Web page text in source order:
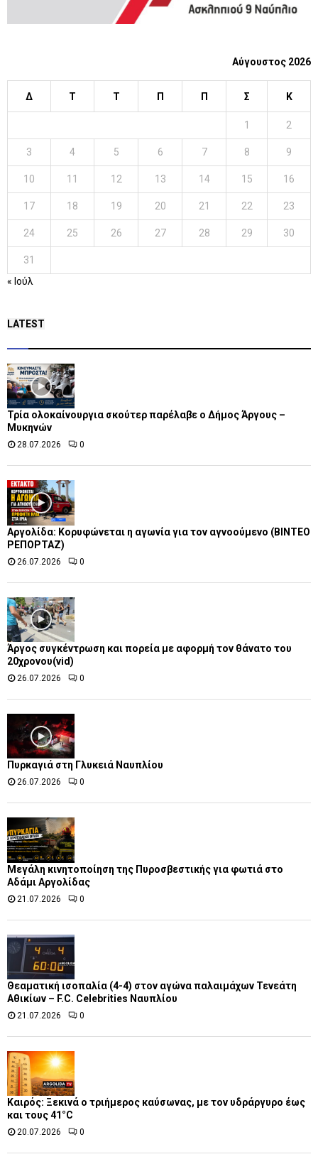
Αύγουστος 2026
Δ Τ Τ Π Π Σ Κ
1 2
3 4 5 6 7 8 9
10 11 12 13 14 15 16
17 18 19 20 21 22 23
24 25 26 27 28 29 30
31
« Ιούλ
LATEST
Τρία ολοκαίνουργια σκούτερ παρέλαβε o Δήμος Άργους –
Μυκηνών
28.07.2026 0
Αργολίδα: Κορυφώνεται η αγωνία για τον αγνοούμενο (ΒΙΝΤΕΟ
ΡΕΠΟΡΤΑΖ)
26.07.2026 0
Άργος συγκέντρωση και πορεία με αφορμή τον θάνατο του
20χρονου(vid)
26.07.2026 0
Πυρκαγιά στη Γλυκειά Ναυπλίου
26.07.2026 0
Μεγάλη κινητοποίηση της Πυροσβεστικής για φωτιά στο
Αδάμι Αργολίδας
21.07.2026 0
Θεαματική ισοπαλία (4-4) στον αγώνα παλαιμάχων Τενεάτη
Αθικίων – F.C. Celebrities Ναυπλίου
21.07.2026 0
Καιρός: Ξεκινά ο τριήμερος καύσωνας, με τον υδράργυρο έως
και τους 41°C
20.07.2026 0